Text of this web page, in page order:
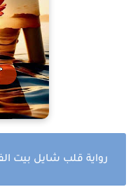
رواية قلب شايل بيت